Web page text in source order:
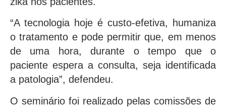
“A tecnologia hoje é custo-efetiva, humaniza
o tratamento e pode permitir que, em menos
de uma hora, durante o tempo que o
paciente espera a consulta, seja identificada
a patologia”, defendeu.
O seminário foi realizado pelas comissões de